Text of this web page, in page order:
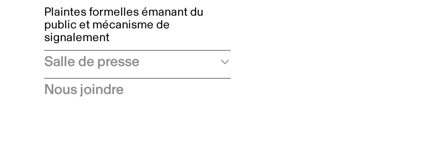
Plaintes formelles émanant du
public et mécanisme de
signalement
Salle de presse
Communiqués de presse
Nous joindre